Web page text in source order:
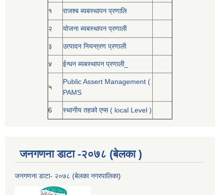
१ राजश्ब ब्यबस्थापन प्रणालि
२ योजना ब्यबस्थापन प्रणाली
३ उत्पादन नियन्त्रण प्रणाली
४ ईन्धन ब्यबस्थापन प्रणाली_
५
Public Assert Management (
PAMS
6 स्थानीय तहको एप्स ( local Level )
जनगणना डाटा -२०७८ (बेलका )
जनगणना डाटा- २०७८ (बेलका नगरपालिका)